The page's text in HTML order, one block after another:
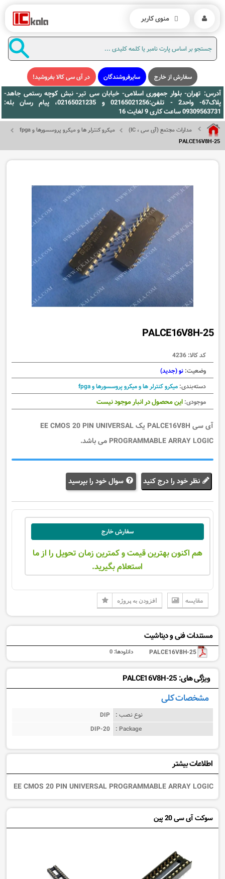
سفارش از خارج سایرفروشندگان در آی سی کالا بفروشید!
آدرس: تهران- بلوار جمهوری اسلامی- خیابان سی تیر- نبش کوچه رستمی جاهد-
پلاک67- واحد2 - تلفن:02165021256 و 02165021235، پیام رسان بله:
09309563731 ساعت کاری 9 لغایت 16
مدارات مجتمع (آی سی ، IC)
میکرو کنترلر ها و میکرو پروسسورها و fpga
PALCE16V8H-25
PALCE16V8H-25
کد کالا: 4236
وضعیت: نو (جدید)
دسته‌بندی: میکرو کنترلر ها و میکرو پروسسورها و fpga
موجودی: این محصول در انبار موجود نیست
آی سی PALCE16V8H یک EE CMOS 20 PIN UNIVERSAL
PROGRAMMABLE ARRAY LOGIC می باشد.
نظر خود را درج کنید سوال خود را بپرسید
سفارش خارج
هم اکنون بهترین قیمت و کمترین زمان تحویل را از ما
استعلام بگیرید.
مقایسه افزودن به پروژه
مستندات فنی و دیتاشیت
PALCE16V8H-25 دانلودها: 0
ویژگی های: PALCE16V8H-25
مشخصات کلی
نوع نصب : DIP
Package :
DIP-20
اطلاعات بیشتر
EE CMOS 20 PIN UNIVERSAL PROGRAMMABLE ARRAY LOGIC
سوکت آی سی 20 پین
منوی کاربر